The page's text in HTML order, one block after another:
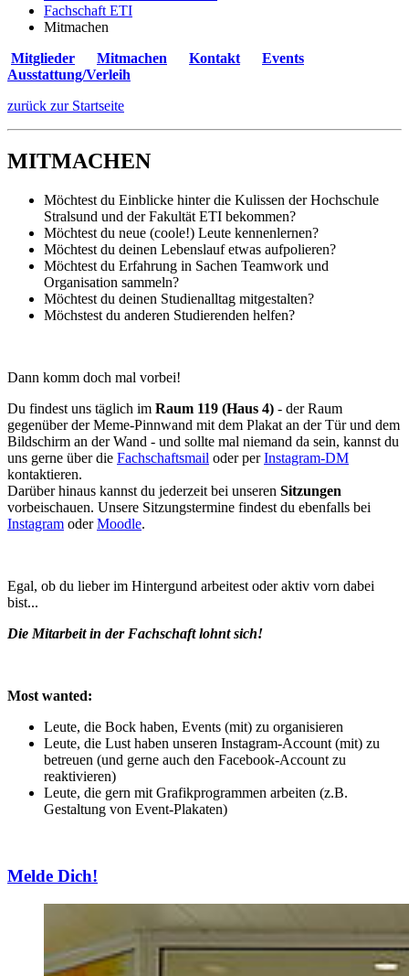
Fachschaft ETI
Mitmachen
Mitglieder
Mitmachen Kontakt
Events
Ausstattung/Verleih
zurück zur Startseite
MIT­MA­CHEN
Möchtest du Einblicke hinter die Kulissen der Hochschule
Stralsund und der Fakultät ETI bekommen?
Möchtest du neue (coole!) Leute kennenlernen?
Möchtest du deinen Lebenslauf etwas aufpolieren?
Möchtest du Erfahrung in Sachen Teamwork und
Organisation sammeln?
Möchtest du deinen Studienalltag mitgestalten?
Möchstest du anderen Studierenden helfen?
Dann komm doch mal vorbei!
Du findest uns täglich im Raum 119 (Haus 4) - der Raum
gegenüber der Meme-Pinnwand mit dem Plakat an der Tür und dem
Bildschirm an der Wand - und sollte mal niemand da sein, kannst du
uns gerne über die Fachschaftsmail oder perInstagram-DM
kontaktieren.
Darüber hinaus kannst du jederzeit bei unseren Sitzungen
vorbeischauen. Unsere Sitzungstermine findest du ebenfalls bei
Instagram oderMoodle.
Egal, ob du lieber im Hintergund arbeitest oder aktiv vorn dabei
bist...
Die Mitarbeit in der Fachschaft lohnt sich!
Most wanted:
Leute, die Bock haben, Events (mit) zu organisieren
Leute, die Lust haben unseren Instagram-Account (mit) zu
betreuen (und gerne auch den Facebook-Account zu
reaktivieren)
Leute, die gern mit Grafikprogrammen arbeiten (z.B.
Gestaltung von Event-Plakaten)
Melde Dich!